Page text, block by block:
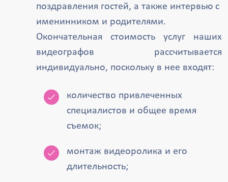
поздравления гостей, а также интервью с
именинником и родителями.
Окончательная стоимость услуг наших
видеографов рассчитывается
индивидуально, поскольку в нее входят:
количество привлеченных
специалистов и общее время
съемок;
монтаж видеоролика и его
длительность;